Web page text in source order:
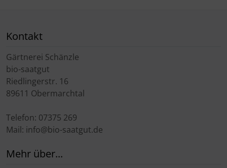
Kontakt
Gärtnerei Schänzle
bio-saatgut
Riedlingerstr. 16
89611 Obermarchtal
Telefon: 07375 269
Mail: info@bio-saatgut.de
Mehr über...